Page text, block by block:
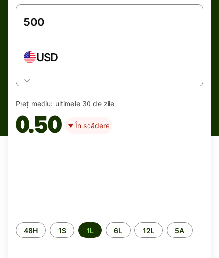
USD
Preț mediu: ultimele 30 de zile
0.50 În scădere
Perioada
48H 1S 1L 6L 12L 5A